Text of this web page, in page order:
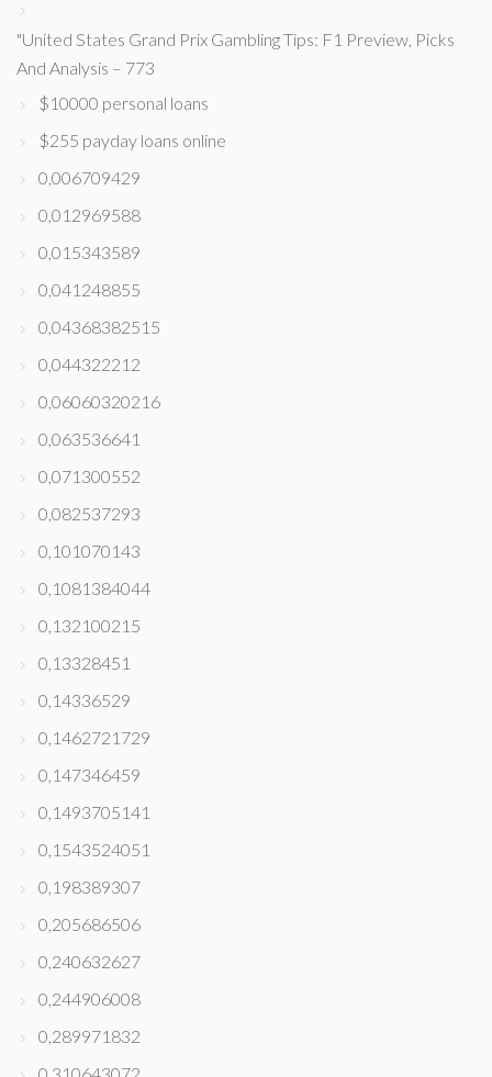
"United States Grand Prix Gambling Tips: F1 Preview, Picks
And Analysis – 773
$10000 personal loans
$255 payday loans online
0,006709429
0,012969588
0,015343589
0,041248855
0,04368382515
0,044322212
0,06060320216
0,063536641
0,071300552
0,082537293
0,101070143
0,1081384044
0,132100215
0,13328451
0,14336529
0,1462721729
0,147346459
0,1493705141
0,1543524051
0,198389307
0,205686506
0,240632627
0,244906008
0,289971832